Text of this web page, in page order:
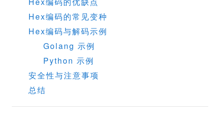
Hex编码的常见变种
Hex编码与解码示例
Golang 示例
Python 示例
安全性与注意事项
总结